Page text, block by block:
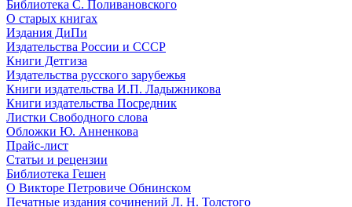
Библиотека С. Поливановского
О старых книгах
Издания ДиПи
Издательства России и СССР
Книги Детгиза
Издательства русского зарубежья
Книги издательства И.П. Ладыжникова
Книги издательства Посредник
Листки Свободного слова
Обложки Ю. Анненкова
Прайс-лист
Статьи и рецензии
Библиотека Гешен
О Викторе Петровиче Обнинском
Печатные издания сочинений Л. Н. Толстого